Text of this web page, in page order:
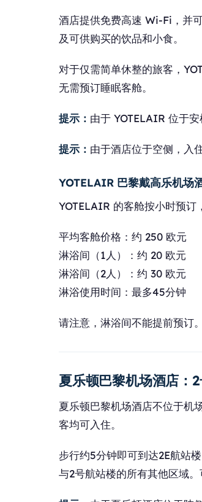
酒店提供免费高速 Wi-Fi，并
及可供购买的饮品和小食。
对于仅需简单休整的旅客，
无需预订睡眠客舱。
提示： 由于 YOTELAIR 位于安
提示： 由于酒店位于空侧，入
YOTELAIR 巴黎戴高乐机场
YOTELAIR 的客舱按小时预订
平均客舱价格：约 250 欧元
淋浴间（1人）：约 20 欧元
淋浴间（2人）：约 30 欧元
淋浴使用时间：最多45分钟
请注意，淋浴间不能提前预订
夏乐顿巴黎机场酒店：
夏乐顿巴黎机场酒店不位于机
客均可入住。
步行约5分钟即可到达2E航站
与2号航站楼的所有其他区域